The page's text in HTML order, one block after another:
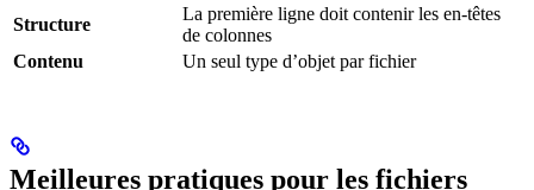
Structure
La première ligne doit contenir les en-têtes
de colonnes
Contenu
Un seul type d’objet par fichier
Meilleures pratiques pour les fichiers